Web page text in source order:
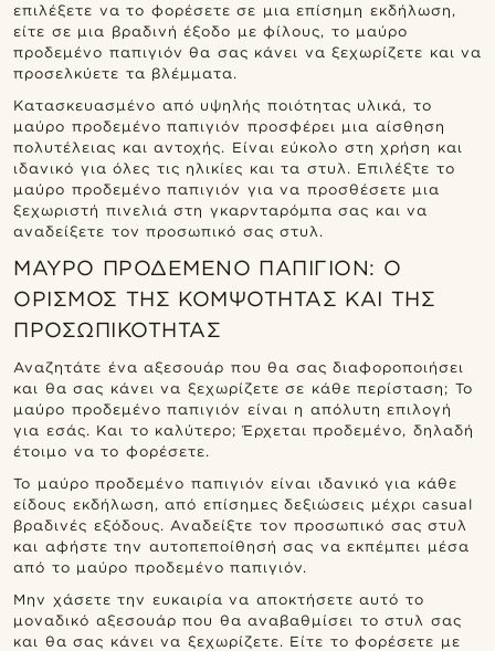
επιλέξετε να το φορέσετε σε μια επίσημη εκδήλωση,
είτε σε μια βραδινή έξοδο με φίλους, το μαύρο
προδεμένο παπιγιόν θα σας κάνει να ξεχωρίζετε και να
προσελκύετε τα βλέμματα.
Κατασκευασμένο από υψηλής ποιότητας υλικά, το
μαύρο προδεμένο παπιγιόν προσφέρει μια αίσθηση
πολυτέλειας και αντοχής. Είναι εύκολο στη χρήση και
ιδανικό για όλες τις ηλικίες και τα στυλ. Επιλέξτε το
μαύρο προδεμένο παπιγιόν για να προσθέσετε μια
ξεχωριστή πινελιά στη γκαρνταρόμπα σας και να
αναδείξετε τον προσωπικό σας στυλ.
ΜΑΎΡΟ ΠΡΟΔΕΜΈΝΟ ΠΑΠΙΓΙΌΝ: Ο
ΟΡΙΣΜΌΣ ΤΗΣ ΚΟΜΨΌΤΗΤΑΣ ΚΑΙ ΤΗΣ
ΠΡΟΣΩΠΙΚΌΤΗΤΑΣ
Αναζητάτε ένα αξεσουάρ που θα σας διαφοροποιήσει
και θα σας κάνει να ξεχωρίζετε σε κάθε περίσταση; Το
μαύρο προδεμένο παπιγιόν είναι η απόλυτη επιλογή
για εσάς. Και το καλύτερο; Έρχεται προδεμένο, δηλαδή
έτοιμο να το φορέσετε.
Το μαύρο προδεμένο παπιγιόν είναι ιδανικό για κάθε
είδους εκδήλωση, από επίσημες δεξιώσεις μέχρι casual
βραδινές εξόδους. Αναδείξτε τον προσωπικό σας στυλ
και αφήστε την αυτοπεποίθησή σας να εκπέμπει μέσα
από το μαύρο προδεμένο παπιγιόν.
Μην χάσετε την ευκαιρία να αποκτήσετε αυτό το
μοναδικό αξεσουάρ που θα αναβαθμίσει το στυλ σας
και θα σας κάνει να ξεχωρίζετε. Είτε το φορέσετε με